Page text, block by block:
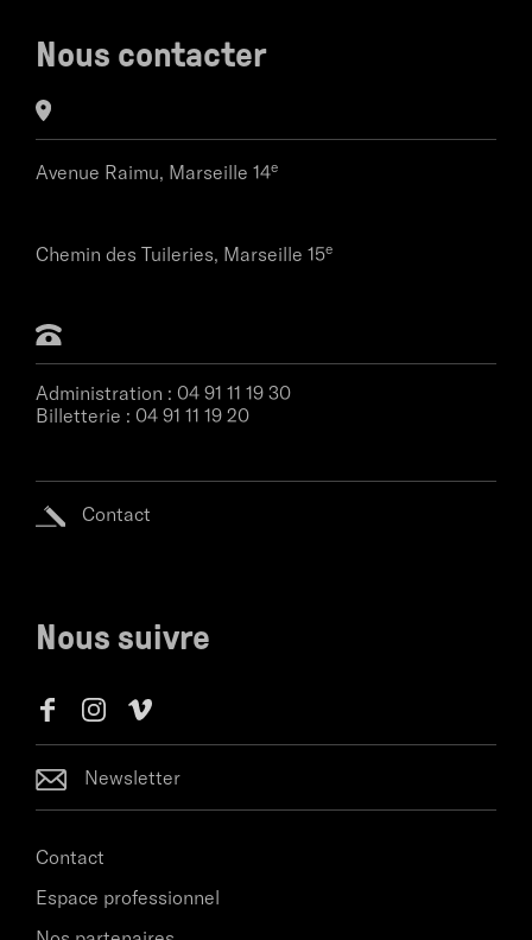
Nous contacter
Avenue Raimu, Marseille 14e
Chemin des Tuileries, Marseille 15e
Administration : 04 91 11 19 30
Billetterie : 04 91 11 19 20
Contact
Nous suivre
Newsletter
Contact
Espace professionnel